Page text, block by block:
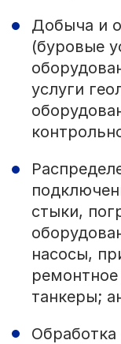
Добыча и
(буровые
услуги
стыки,
насосы,
танкеры;